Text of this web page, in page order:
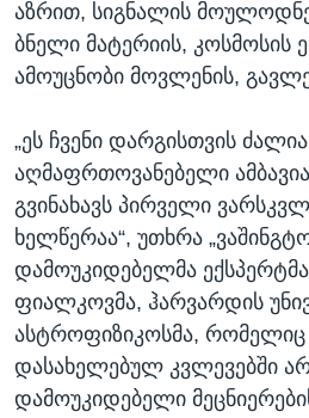
აზრით, სიგნალის
ბნელი მატერიის, კოსმოსის
ამოუცნობი მოვლენის,
„ეს ჩვენი დარგისთვის
აღმაფრთოვანებელი
გვინახავს პირველი
ხელწერაა“, უთხრა
დამოუკიდებელმა ექსპერტმა
ფიალკოვმა, ჰარვარდის
ასტროფიზიკოსმა,
დასახელებულ კვლევებში
დამოუკიდებელი